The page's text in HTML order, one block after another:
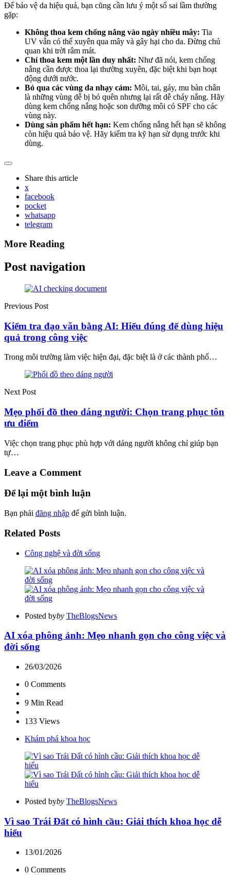
Để bảo vệ da hiệu quả, bạn cũng cần lưu ý một số sai lầm thường
gặp:
Không thoa kem chống nắng vào ngày nhiều mây: Tia
UV vẫn có thể xuyên qua mây và gây hại cho da. Đừng chủ
quan khi trời râm mát.
Chỉ thoa kem một lần duy nhất: Như đã nói, kem chống
nắng cần được thoa lại thường xuyên, đặc biệt khi bạn hoạt
động dưới nước.
Bỏ qua các vùng da nhạy cảm: Môi, tai, gáy, mu bàn chân
là những vùng dễ bị bỏ quên nhưng lại rất dễ cháy nắng. Hãy
dùng kem chống nắng hoặc son dưỡng môi có SPF cho các
vùng này.
Dùng sản phẩm hết hạn: Kem chống nắng hết hạn sẽ không
còn hiệu quả bảo vệ. Hãy kiểm tra kỹ hạn sử dụng trước khi
dùng.
Share this article
x
facebook
pocket
whatsapp
telegram
More Reading
Post navigation
Previous Post
Kiểm tra đạo văn bằng AI: Hiểu đúng để dùng hiệu
quả trong công việc
Trong môi trường làm việc hiện đại, đặc biệt là ở các thành phố…
Next Post
Mẹo phối đồ theo dáng người: Chọn trang phục tôn
ưu điểm
Việc chọn trang phục phù hợp với dáng người không chỉ giúp bạn
tự…
Leave a Comment
Để lại một bình luận
Bạn phải đăng nhập để gửi bình luận.
Related Posts
Công nghệ và đời sống
Posted byby TheBlogsNews
AI xóa phông ảnh: Mẹo nhanh gọn cho công việc và
đời sống
26/03/2026
0 Comments
9 Min Read
133 Views
Khám phá khoa học
Posted byby TheBlogsNews
Vì sao Trái Đất có hình cầu: Giải thích khoa học dễ
hiểu
13/01/2026
0 Comments